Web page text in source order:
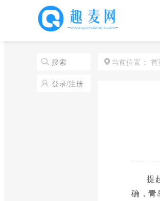
搜索
登录/注册
当前位置： 首
提
确，青